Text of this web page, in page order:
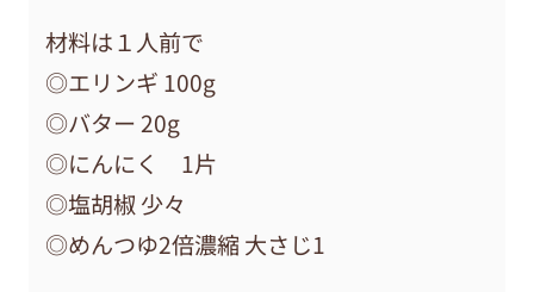
材料は１人前で
◎エリンギ 100g
◎バター 20g
◎にんにく 1片
◎塩胡椒 少々
◎めんつゆ2倍濃縮 大さじ1